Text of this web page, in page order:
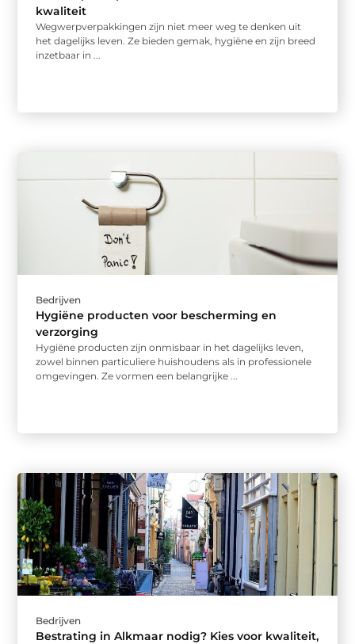
kwaliteit
Wegwerpverpakkingen zijn niet meer weg te denken uit
het dagelijks leven. Ze bieden gemak, hygiëne en zijn breed
inzetbaar in ...
Bedrijven
Hygiëne producten voor bescherming en
verzorging
Hygiëne producten zijn onmisbaar in het dagelijks leven,
zowel binnen particuliere huishoudens als in professionele
omgevingen. Ze vormen een belangrijke ...
Bedrijven
Bestrating in Alkmaar nodig? Kies voor kwaliteit,